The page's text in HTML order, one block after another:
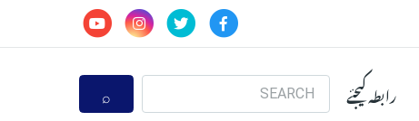
رابطہ کیجئے
Search